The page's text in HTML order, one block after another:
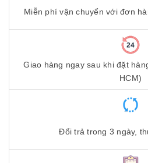
Miễn phí vận chuyển với đơn
Giao hàng ngay sau khi đặt
HCM)
Đổi trả trong 3 ngày,